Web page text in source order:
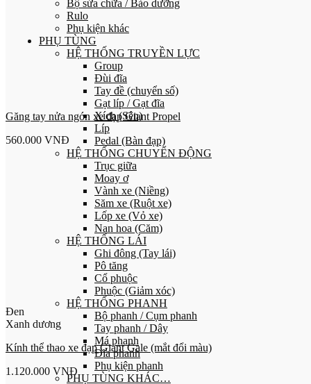
Bộ sửa chữa / Bảo dưỡng
Rulo
Phụ kiện khác
PHỤ TÙNG
HỆ THỐNG TRUYỀN LỰC
Group
Đùi đĩa
Tay đề (chuyển số)
Gạt líp / Gạt đĩa
Xích (Sên)
Líp
Pedal (Bàn đạp)
HỆ THỐNG CHUYỂN ĐỘNG
Trục giữa
Moay ơ
Vành xe (Niềng)
Săm xe (Ruột xe)
Lốp xe (Vỏ xe)
Nan hoa (Căm)
HỆ THỐNG LÁI
Ghi đông (Tay lái)
Pô tăng
Cổ phuộc
Phuộc (Giảm xóc)
HỆ THỐNG PHANH
Bộ phanh / Cụm phanh
Tay phanh / Dây
Má phanh
Đĩa phanh
Phụ kiện phanh
PHỤ TÙNG KHÁC…
Găng tay nửa ngón xe đạp Giant Propel
560.000 VNĐ
Đen
Xanh dương
Kính thể thao xe đạp Giant Gale (mắt đổi màu)
1.120.000 VNĐ